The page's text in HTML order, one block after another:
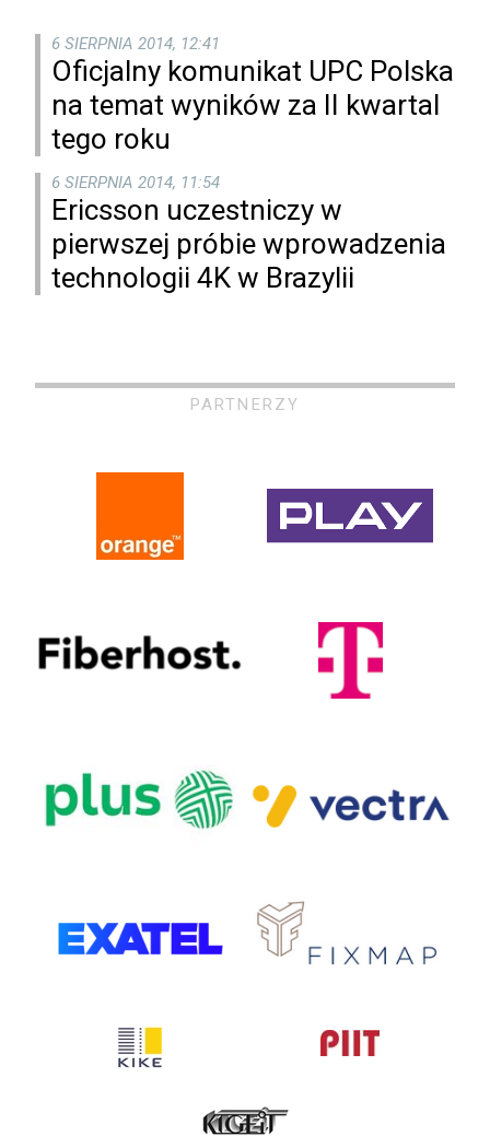
6 SIERPNIA 2014, 12:41
Oficjalny komunikat UPC Polska
na temat wyników za II kwartal
tego roku
6 SIERPNIA 2014, 11:54
Ericsson uczestniczy w
pierwszej próbie wprowadzenia
technologii 4K w Brazylii
PARTNERZY